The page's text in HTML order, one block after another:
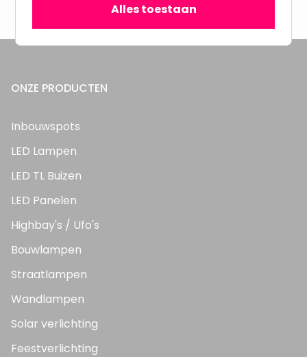
ONZE PRODUCTEN
Inbouwspots
LED Lampen
LED TL Buizen
LED Panelen
Highbay's / Ufo's
Bouwlampen
Straatlampen
Wandlampen
Solar verlichting
Feestverlichting
Alles toestaan